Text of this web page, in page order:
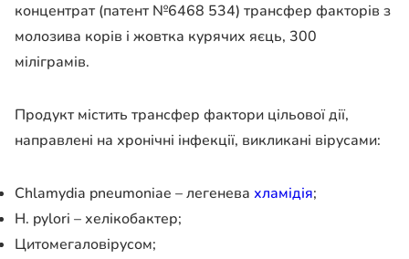
концентрат (патент №6468 534) трансфер факторів з
молозива корів і жовтка курячих яєць, 300
міліграмів.
Продукт містить трансфер фактори цільової дії,
направлені на хронічні інфекції, викликані вірусами:
Chlamydia pneumoniae – легенева хламідія;
H. pylori – хелікобактер;
Цитомегаловірусом;